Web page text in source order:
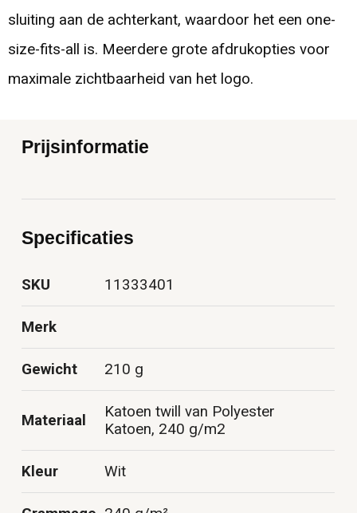
sluiting aan de achterkant, waardoor het een one-
size-fits-all is. Meerdere grote afdrukopties voor
maximale zichtbaarheid van het logo.
Prijsinformatie
Specificaties
SKU 11333401
Merk
Gewicht 210 g
Materiaal
Katoen twill van Polyester
Katoen, 240 g/m2
Kleur Wit